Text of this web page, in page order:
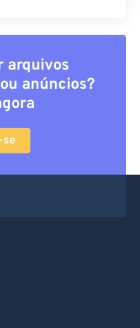
arquivos
anúncios?
se